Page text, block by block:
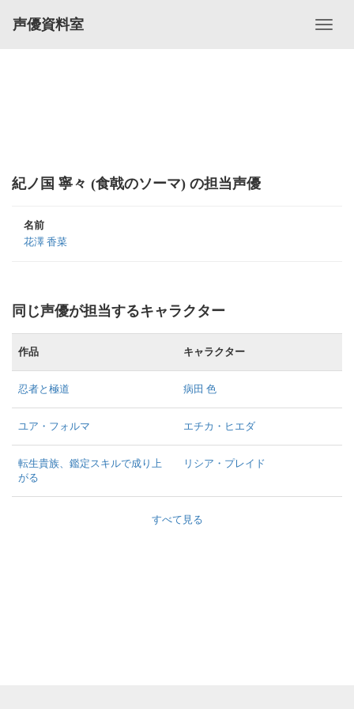
声優資料室
紀ノ国 寧々 (食戟のソーマ) の担当声優
名前
花澤 香菜
同じ声優が担当するキャラクター
作品 キャラクター
忍者と極道 病田 色
ユア・フォルマ エチカ・ヒエダ
転生貴族、鑑定スキルで成り上
がる
リシア・プレイド
すべて見る